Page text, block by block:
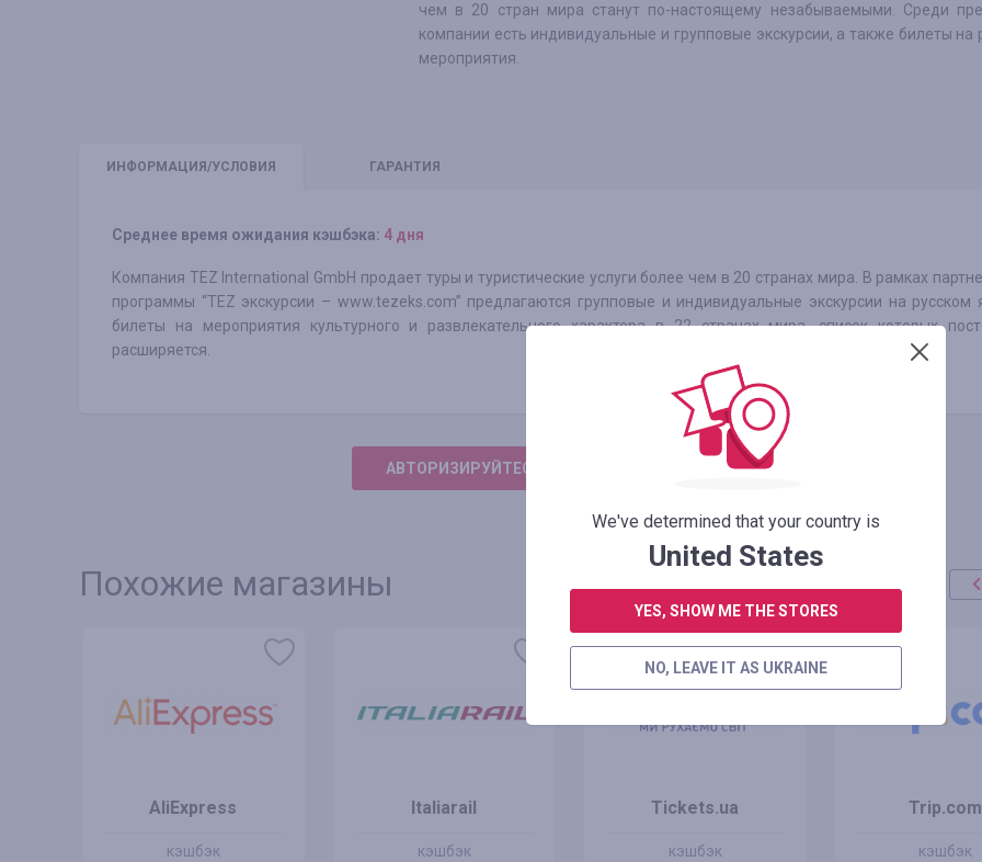
чем в 20 стран мира станут по-настоящему незабываемыми. Среди
компании есть индивидуальные и групповые экскурсии, а также билеты на
мероприятия.
ИНФО РМАЦИЯ/УСЛОВИЯ ГАРАНТИЯ
Среднее время ожидания кэшбэка: 4 дня
Компания TEZ International GmbH продает туры и туристические услуги более чем в 20 странах мира. В рамках
программы “TEZ экскурсии – www.tezeks.com” предлагаются групповые и индивидуальные экскурсии на русском
билеты на мероприятия культурного и развлекательного характера в 22 странах мира, список которых
расширяется.
АВТОРИЗИРУЙТЕСЬ, ЧТОБЫ ОСТАВИТЬ ОТЗЫВ
Похожие магазины
AliExpress
кэшбэк
Italiarail
кэшбэк
Tickets.ua
кэшбэк
Trip.com
кэшбэк
We've determined that your country is
United States
YES, SHOW ME THE STORES
NO, LEAVE IT AS UKRAINE